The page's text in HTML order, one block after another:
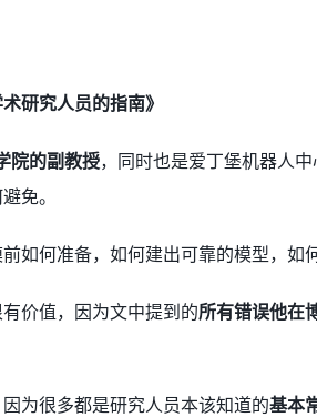
研究人员的指南》
院的副教授，同时也是爱丁堡机器人
免。
如何准备，如何建出可靠的模型，如
价值，因为文中提到的所有错误他在
为很多都是研究人员本该知道的基本